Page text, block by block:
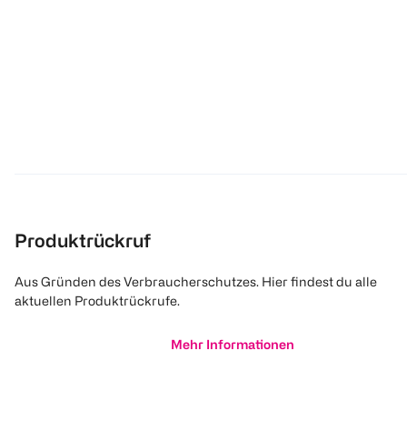
Produktrückruf
Aus Gründen des Verbraucherschutzes. Hier findest du alle
aktuellen Produktrückrufe.
Mehr Informationen